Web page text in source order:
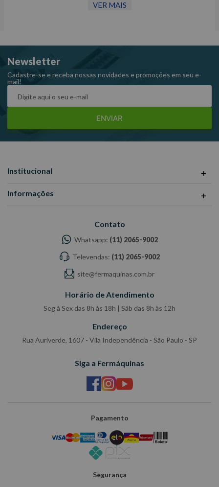
Fornecedor: Eda
Referência: 9TL
VER MAIS
Newsletter
Cadastre-se e receba nossas novidades e promoções em seu e-
mail!
ENVIAR
Institucional
Informações
Contato
Whatsapp: (11) 2065-9002
Televendas: (11) 2065-9002
site@fermaquinas.com.br
Horário de Atendimento
Seg à Sex das 8h às 18h | Sáb das 8h às 12h
Endereço
Rua Auriverde, 1607 - Vila Independência - São Paulo - SP
Siga a Fermáquinas
Pagamento
Segurança